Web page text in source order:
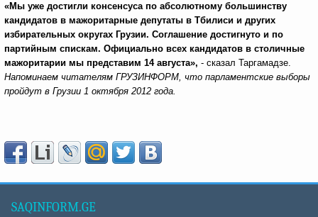
«Мы уже достигли консенсуса по абсолютному большинству
кандидатов в мажоритарные депутаты в Тбилиси и других
избирательных округах Грузии. Соглашение достигнуто и по
партийным спискам. Официально всех кандидатов в столичные
мажоритарии мы представим 14 августа», - сказал Таргамадзе.
Напоминаем читателям ГРУЗИНФОРМ, что парламентские выборы
пройдут в Грузии 1 октября 2012 года.
SAQINFORM.GE